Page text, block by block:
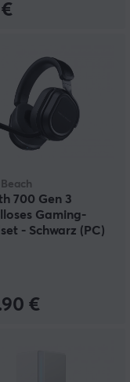
Beach
700 Gen 3
Gaming-
- Schwarz (PC)
€